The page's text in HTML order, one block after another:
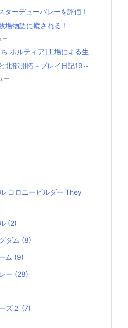
ターデューバレーを評価！
場物語に癒される！
ー
ポルティア]工場による生
北部開拓～プレイ日記19～
ー
コロニービルダー They
(2)
ダム (8)
ム (9)
ー (28)
ズ２ (7)